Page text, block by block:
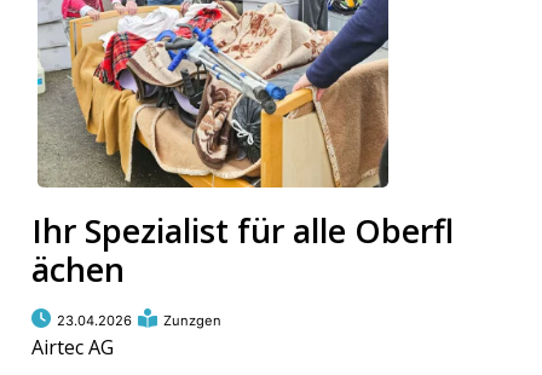
Ihr Spezialist für alle Oberfl
ächen
23.04.2026 Zunzgen
Airtec AG